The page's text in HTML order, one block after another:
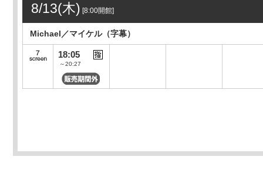
8/13(木) [8:00開館]
Michael／マイケル（字幕）
18:05
～20:27